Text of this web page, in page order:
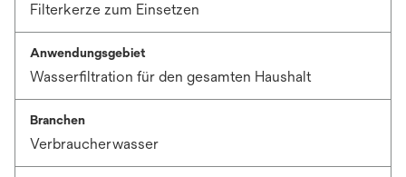
Filterkerze zum Einsetzen
Anwendungsgebiet
Wasserfiltration für den gesamten Haushalt
Branchen
Verbraucherwasser